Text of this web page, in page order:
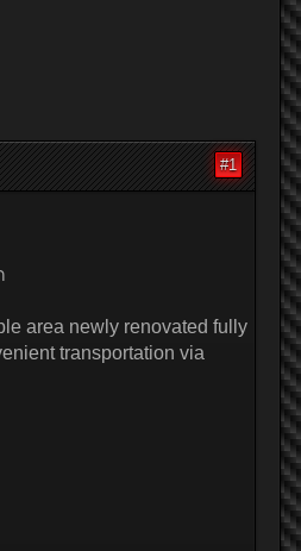
#1
area newly renovated fully
transportation via